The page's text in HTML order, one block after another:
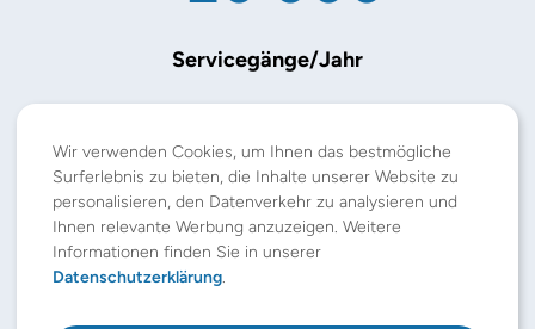
Servicegänge/Jahr
+300
verkaufte Küchen/Jahr
Wir verwenden Cookies, um Ihnen das bestmögliche
Surferlebnis zu bieten, die Inhalte unserer Website zu
personalisieren, den Datenverkehr zu analysieren und
Ihnen relevante Werbung anzuzeigen. Weitere
Informationen finden Sie in unserer
Datenschutzerklärung.